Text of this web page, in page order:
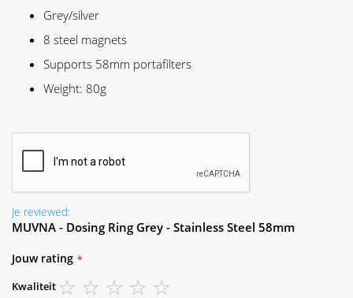
Grey/silver
8 steel magnets
Supports 58mm portafilters
Weight: 80g
Je reviewed:
MUVNA - Dosing Ring Grey - Stainless Steel 58mm
Jouw rating
Kwaliteit